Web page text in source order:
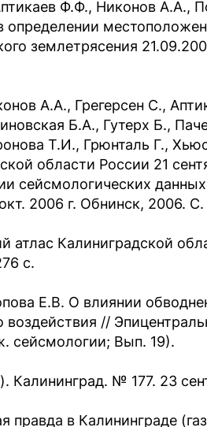
Ф.Ф., Никонов А.А.,
определении
землетрясения
А.А., Грегерсен С.,
Б.А., Гутерх Б.,
Т.И., Грюнталь Г.,
области России 21
сейсмологических
2006 г. Обнинск, 2006.
атлас Калиниградской
с.
Е.В. О влиянии
воздействия //
сейсмологии; Вып. 19).
Калининград. № 177. 23
правда в Калининграде